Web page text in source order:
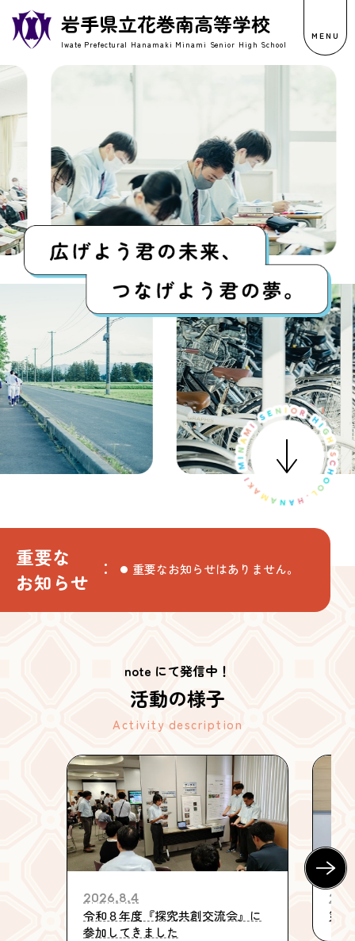
岩手県立花巻南高等学校
Iwate Prefectural Hanamaki Minami Senior High School
MENU
重要な
お知らせ
重要なお知らせはありません。
note にて発信中！
活動の様子
Activity description
2026.8.4
令和８年度『探究共創交流会』に
参加してきました
第